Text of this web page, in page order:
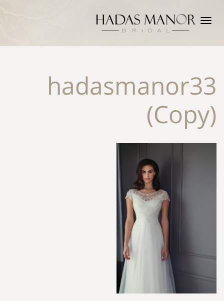
תפריט
hadasmanor33
(Copy)